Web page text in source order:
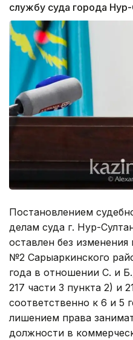
службу суда города Нур-
Постановлением
делам суда г. Нур-
оставлен без
№2 Сарыаркинского
года в отношении С. и
217 части 3 пункта 2) и
соответственно к 6 и 5
лишением права
должности в